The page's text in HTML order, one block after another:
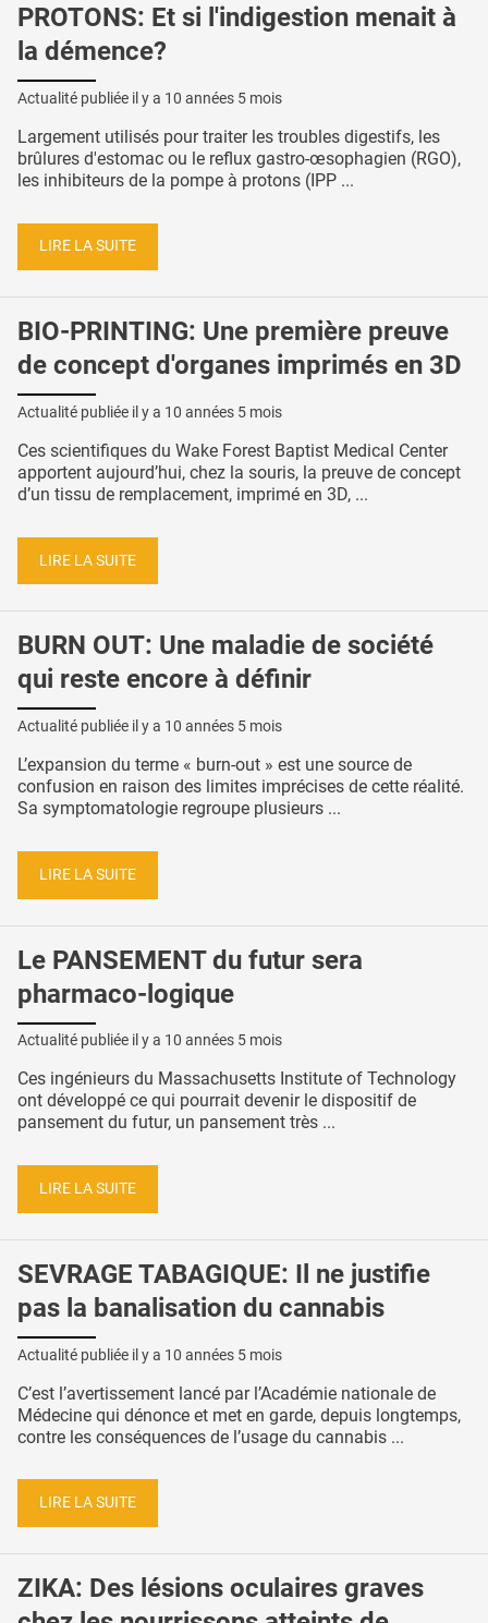
PROTONS: Et si l'indigestion menait à
la démence?
Actualité publiée il y a 10 années 5 mois
Largement utilisés pour traiter les troubles digestifs, les
brûlures d'estomac ou le reflux gastro-œsophagien (RGO),
les inhibiteurs de la pompe à protons (IPP ...
LIRE LA SUITE
BIO-PRINTING: Une première preuve
de concept d'organes imprimés en 3D
Actualité publiée il y a 10 années 5 mois
Ces scientifiques du Wake Forest Baptist Medical Center
apportent aujourd’hui, chez la souris, la preuve de concept
d’un tissu de remplacement, imprimé en 3D, ...
LIRE LA SUITE
BURN OUT: Une maladie de société
qui reste encore à définir
Actualité publiée il y a 10 années 5 mois
L’expansion du terme « burn-out » est une source de
confusion en raison des limites imprécises de cette réalité.
Sa symptomatologie regroupe plusieurs ...
LIRE LA SUITE
Le PANSEMENT du futur sera
pharmaco-logique
Actualité publiée il y a 10 années 5 mois
Ces ingénieurs du Massachusetts Institute of Technology
ont développé ce qui pourrait devenir le dispositif de
pansement du futur, un pansement très ...
LIRE LA SUITE
SEVRAGE TABAGIQUE: Il ne justifie
pas la banalisation du cannabis
Actualité publiée il y a 10 années 5 mois
C’est l’avertissement lancé par l’Académie nationale de
Médecine qui dénonce et met en garde, depuis longtemps,
contre les conséquences de l’usage du cannabis ...
LIRE LA SUITE
ZIKA: Des lésions oculaires graves